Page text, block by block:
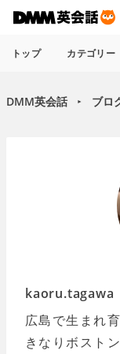
トップ カテゴリー
DMM英会話 ► ブロ
kaoru.tagawa
広島で生まれ
きなりボスト